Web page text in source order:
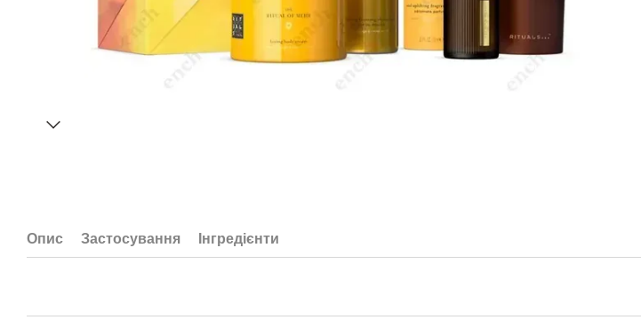
Опис Застосування Інгредієнти